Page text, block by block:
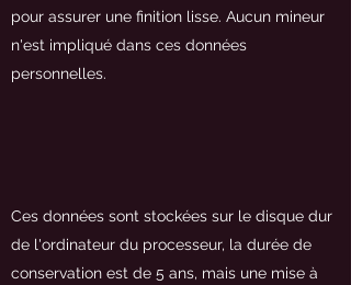
pour assurer une finition lisse. Aucun mineur
n'est impliqué dans ces données
personnelles.
Ces données sont stockées sur le disque dur
de l'ordinateur du processeur, la durée de
conservation est de 5 ans, mais une mise à